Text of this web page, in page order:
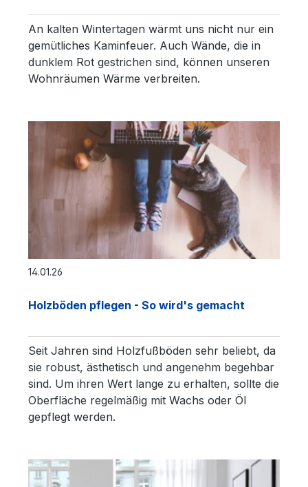
An kalten Wintertagen wärmt uns nicht nur ein
gemütliches Kaminfeuer. Auch Wände, die in
dunklem Rot gestrichen sind, können unseren
Wohnräumen Wärme verbreiten.
14.01.26
Holzböden pflegen - So wird's gemacht
Seit Jahren sind Holzfußböden sehr beliebt, da
sie robust, ästhetisch und angenehm begehbar
sind. Um ihren Wert lange zu erhalten, sollte die
Oberfläche regelmäßig mit Wachs oder Öl
gepflegt werden.